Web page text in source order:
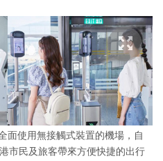
面使用無接觸式裝置的機場，自
市民及旅客帶來方便快捷的出行